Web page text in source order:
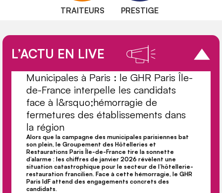
TRAITEURS PRESTIGE
L’ACTU EN LIVE
Municipales à Paris : le GHR Paris Île-
de-France interpelle les candidats
face à l&rsquo;hémorragie de
fermetures des établissements dans
la région
Alors que la campagne des municipales parisiennes bat
son plein, le Groupement des Hôtelleries et
Restaurations Paris Île-de-France tire la sonnette
d’alarme : les chiﬀres de janvier 2026 révèlent une
situation catastrophique pour le secteur de l’hôtellerie-
restauration francilien. Face à cette hémorragie, le GHR
Paris IdF attend des engagements concrets des
candidats.